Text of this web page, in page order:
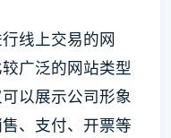
线上交易的网
广泛的网站类型
以展示公司形象
、支付、开票等